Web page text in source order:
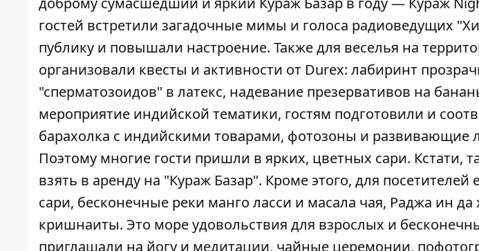
гостей встретили загадочные мимы и голоса радиоведущих
публику и повышали настроение. Также для веселья на
организовали квесты и активности от Durex: лабиринт
"сперматозоидов" в латекс, надевание презервативов на
мероприятие индийской тематики, гостям подготовили и
барахолка с индийскими товарами, фотозоны и развивающие
Поэтому многие гости пришли в ярких, цветных сари. Кстати,
взять в аренду на "Кураж Базар". Кроме этого, для
сари, бесконечные реки манго ласси и масала чая, Раджа ин да
кришнаиты. Это море удовольствия для взрослых и
приглашали на йогу и медитации, чайные церемонии,